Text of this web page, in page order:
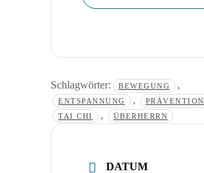
Schlagwörter: BEWEGUNG ,
ENTSPANNUNG , PRÄVENTION
TAI CHI , ÜBERHERRN
DATUM